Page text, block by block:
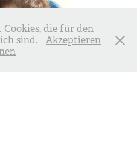
Cookies, die für den
sind.
Akzeptieren